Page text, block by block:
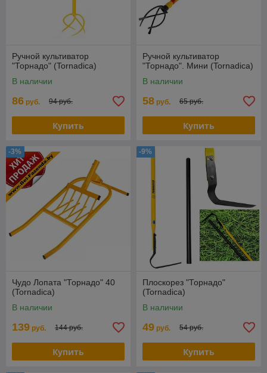
Ручной культиватор
"Торнадо" (Tornadica)
В наличии
86 руб. 94 руб.
Купить
Ручной культиватор
"Торнадо". Мини (Tornadica)
В наличии
58 руб. 65 руб.
Купить
-3%
Чудо Лопата "Торнадо" 40
(Tornadica)
В наличии
139 руб. 144 руб.
Купить
-9%
Плоскорез "Торнадо"
(Tornadica)
В наличии
49 руб. 54 руб.
Купить